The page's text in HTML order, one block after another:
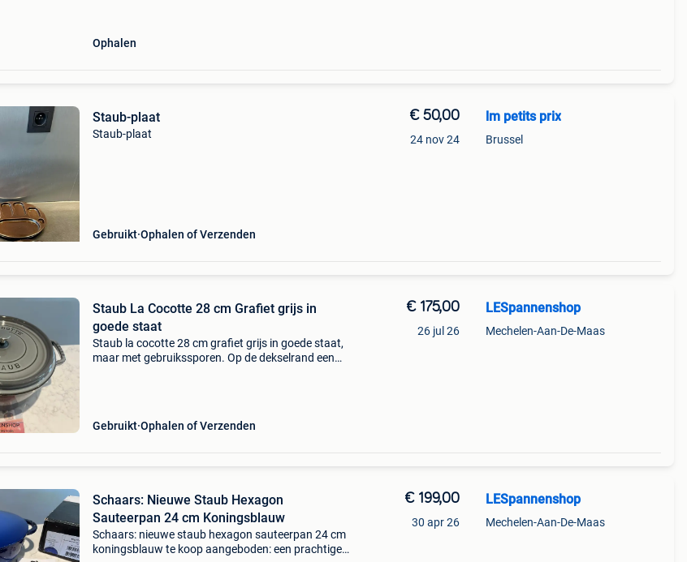
Ophalen
Staub-plaat
Staub-plaat
Gebruikt Ophalen of Verzenden
€ 50,00
24 nov 24
lm petits prix
Brussel
Staub La Cocotte 28 cm Grafiet grijs in
goede staat
Staub la cocotte 28 cm grafiet grijs in goede staat,
maar met gebruikssporen. Op de dekselrand een
Gebruikt Ophalen of Verzenden
€ 175,00
26 jul 26
LESpannenshop
Mechelen-Aan-De-Maas
Schaars: Nieuwe Staub Hexagon
Sauteerpan 24 cm Koningsblauw
Schaars: nieuwe staub hexagon sauteerpan 24 cm
koningsblauw te koop aangeboden: een prachtige
€ 199,00
30 apr 26
LESpannenshop
Mechelen-Aan-De-Maas